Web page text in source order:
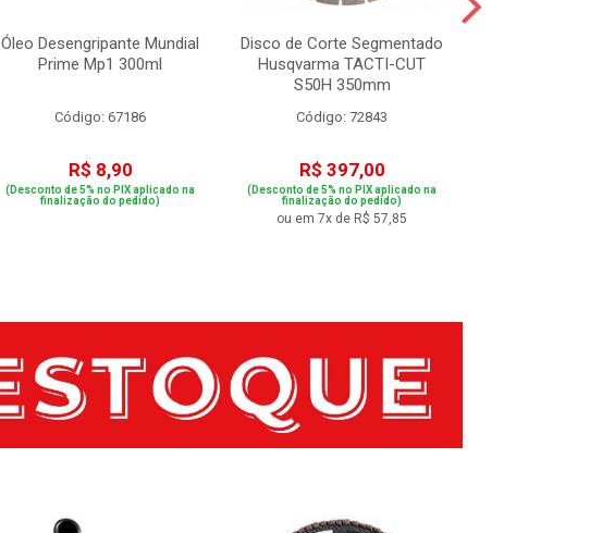
Óleo Desengripante Mundial
Prime Mp1 300ml
Código: 67186
R$ 8,90
(Desconto de 5% no PIX aplicado na
finalização do pedido)
Disco de Corte Segmentado
Husqvarma TACTI-CUT
S50H 350mm
Código: 72843
R$ 397,00
(Desconto de 5% no PIX aplicado na
finalização do pedido)
ou em 7x de R$ 57,85